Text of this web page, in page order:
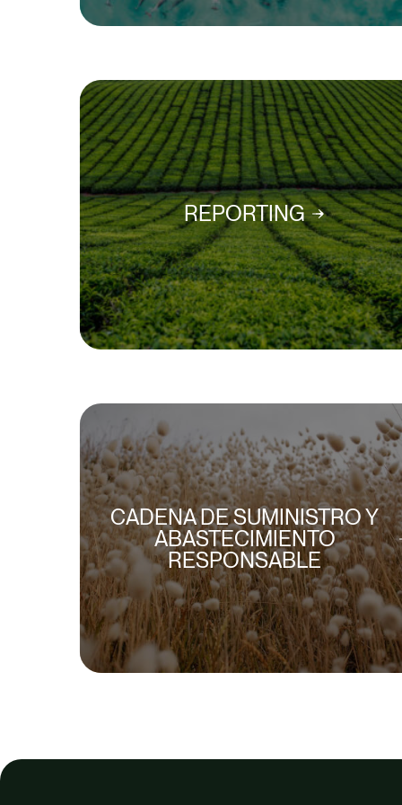
REPORTING
CADENA DE SUMINISTRO Y
ABASTECIMIENTO
RESPONSABLE